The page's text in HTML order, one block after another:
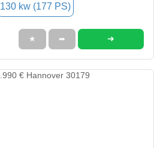
130 kw (177 PS)
★ ➦ ➜